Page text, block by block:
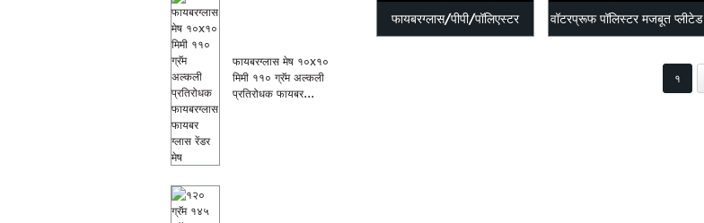
फायबरग्लास मेष १०x१०
मिमी ११० ग्रॅम अल्कली
प्रतिरोधक फायबर...
फायबरग्लास/पीपी/पॉलिएस्टर वॉटरप्रूफ पॉलिस्टर मजबूत प्लीटेड
१